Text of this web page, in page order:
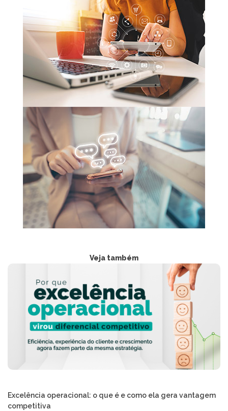
Veja também
Excelência operacional: o que é e como ela gera vantagem
competitiva